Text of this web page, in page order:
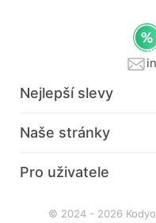
Nejlepší slevy
Naše stránky
Pro uživatele
© 2024 - 2026